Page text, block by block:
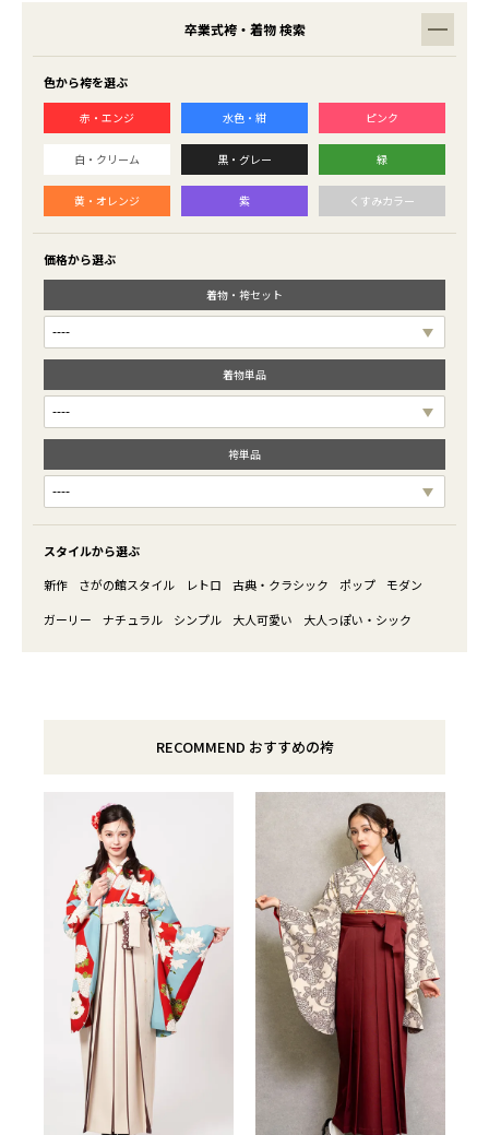
卒業式袴・着物 検索
色から袴を選ぶ
赤・エンジ 水色・紺 ピンク
白・クリーム 黒・グレー 緑
黄・オレンジ 紫 くすみカラー
価格から選ぶ
着物・袴セット
着物単品
袴単品
スタイルから選ぶ
新作
さがの館スタイル レトロ 古典・クラシック ポップ
モダン
ガーリー
ナチュラル シンプル 大人可愛い 大人っぽい・シック
RECOMMEND おすすめの袴